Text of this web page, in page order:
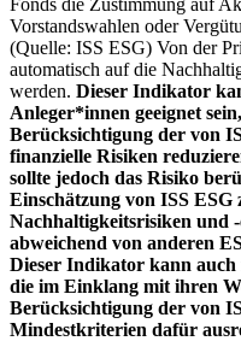
Vorstandswahlen oder
(Quelle: ISS ESG) Von der
automatisch auf die
werden. Dieser Indikator
Anleger*innen geeignet
Berücksichtigung der von
finanzielle Risiken
sollte jedoch das Risiko
Einschätzung von ISS
Nachhaltigkeitsrisiken und
abweichend von anderen
Dieser Indikator kann auch
die im Einklang mit ihren
Berücksichtigung der von
Mindestkriterien dafür